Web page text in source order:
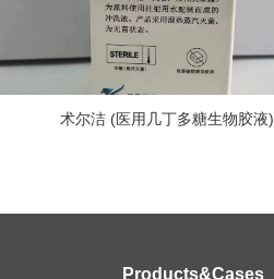
术尔洁 (医用几丁多糖生物胶液)
Products&Cases